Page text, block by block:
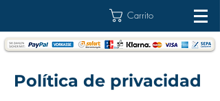
Carrito
Política de privacidad